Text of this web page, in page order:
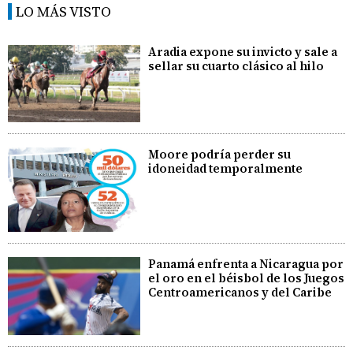
LO MÁS VISTO
Aradia expone su invicto y sale a
sellar su cuarto clásico al hilo
Moore podría perder su
idoneidad temporalmente
Panamá enfrenta a Nicaragua por
el oro en el béisbol de los Juegos
Centroamericanos y del Caribe